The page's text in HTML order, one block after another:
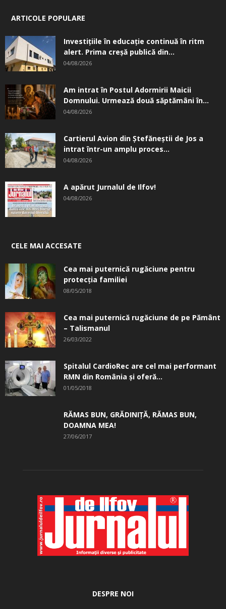
ARTICOLE POPULARE
Investițiile în educație continuă în ritm
alert. Prima creşă publică din...
04/08/2026
Am intrat în Postul Adormirii Maicii
Domnului. Urmează două săptămâni în...
04/08/2026
Cartierul Avion din Ştefăneştii de Jos a
intrat într-un amplu proces...
04/08/2026
A apărut Jurnalul de Ilfov!
04/08/2026
CELE MAI ACCESATE
Cea mai puternică rugăciune pentru
protecția familiei
08/05/2018
Cea mai puternică rugăciune de pe Pământ
– Talismanul
26/03/2022
Spitalul CardioRec are cel mai performant
RMN din România și oferă...
01/05/2018
RĂMAS BUN, GRĂDINIŢĂ, ­RĂMAS BUN,
DOAMNA MEA!
27/06/2017
DESPRE NOI